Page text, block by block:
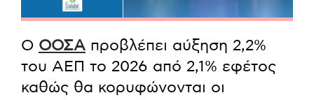
Ο ΟΟΣΑ προβλέπει αύξηση 2,2%
του ΑΕΠ το 2026 από 2,1% εφέτος
καθώς θα κορυφώνονται οι